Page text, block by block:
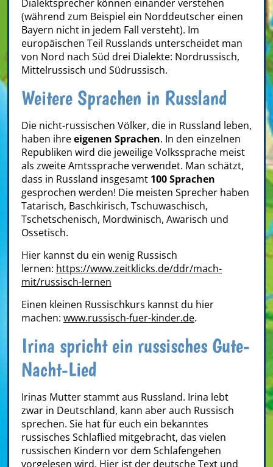
Dialektsprecher können einander verstehen
(während zum Beispiel ein Norddeutscher einen
Bayern nicht in jedem Fall versteht). Im
europäischen Teil Russlands unterscheidet man
von Nord nach Süd drei Dialekte: Nordrussisch,
Mittelrussisch und Südrussisch.
Weitere Sprachen in Russland
Die nicht-russischen Völker, die in Russland leben,
haben ihreeigenen Sprachen. In den einzelnen
Republiken wird die jeweilige Volkssprache meist
als zweite Amtssprache verwendet. Man schätzt,
dass in Russland insgesamt 100 Sprachen
gesprochen werden! Die meisten Sprecher haben
Tatarisch, Baschkirisch, Tschuwaschisch,
Tschetschenisch, Mordwinisch, Awarisch und
Ossetisch.
Hier kannst du ein wenig Russisch
lernen: https://www.zeitklicks.de/ddr/mach-
mit/russisch-lernen
Einen kleinen Russischkurs kannst du hier
machen: www.russisch-fuer-kinder.de.
Irina spricht ein russisches Gute-
Nacht-Lied
Irinas Mutter stammt aus Russland. Irina lebt
zwar in Deutschland, kann aber auch Russisch
sprechen. Sie hat für euch ein bekanntes
russisches Schlaflied mitgebracht, das vielen
russischen Kindern vor dem Schlafengehen
vorgelesen wird. Hier ist der deutsche Text und